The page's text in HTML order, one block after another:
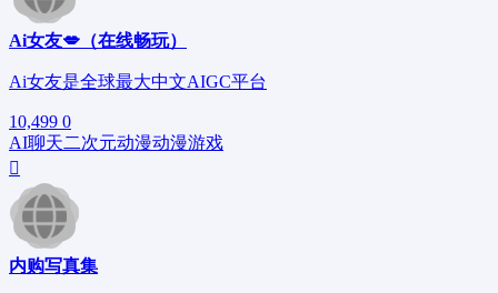
Ai女友💋（在线畅玩）
Ai女友是全球最大中文AIGC平台
10,499 0
AI聊天二次元动漫动漫游戏
内购写真集